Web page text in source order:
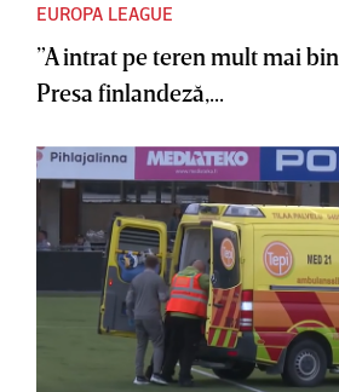
EUROPA LEAGUE
”A intrat pe teren mult mai
Presa finlandeză,...